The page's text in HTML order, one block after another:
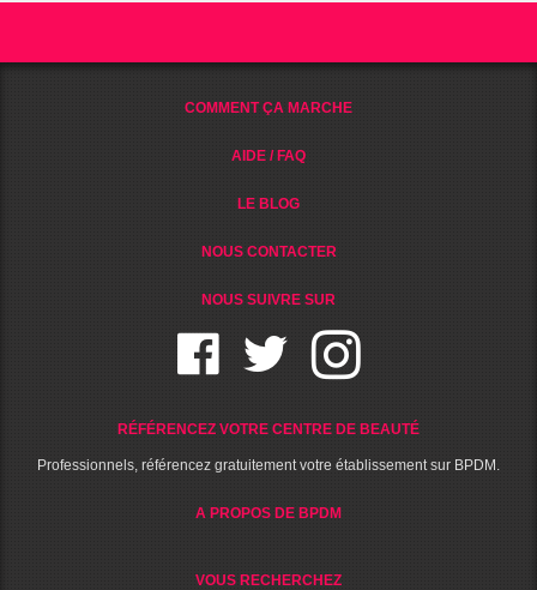
COMMENT ÇA MARCHE
AIDE / FAQ
LE BLOG
NOUS CONTACTER
NOUS SUIVRE SUR
RÉFÉRENCEZ VOTRE CENTRE DE BEAUTÉ
Professionnels, référencez gratuitement votre établissement sur BPDM.
A PROPOS DE BPDM
VOUS RECHERCHEZ